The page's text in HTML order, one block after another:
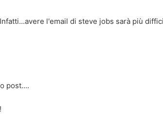
l'email di steve jobs sarà più
post....